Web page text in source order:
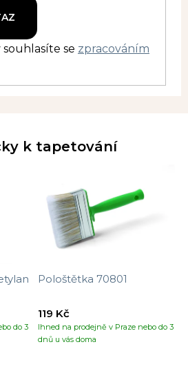
se zpracováním
k tapetování
do 3
Pološtětka 70801
Ihned na prodejně v Praze nebo do 3
dnů u vás doma
119 Kč